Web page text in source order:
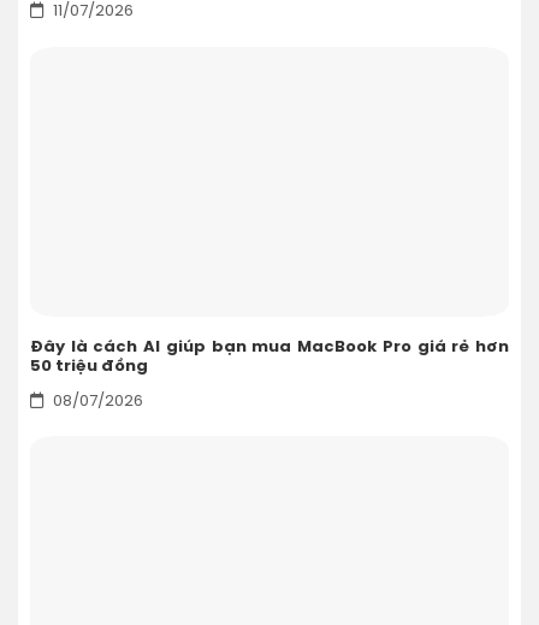
11/07/2026
Đây là cách AI giúp bạn mua MacBook Pro giá rẻ hơn
50 triệu đồng
08/07/2026